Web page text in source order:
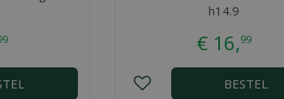
h14.9
€ 16,99
BESTEL